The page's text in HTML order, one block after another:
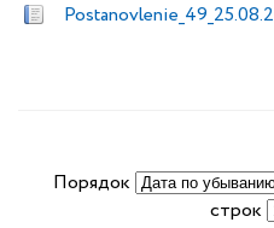
Порядок
строк